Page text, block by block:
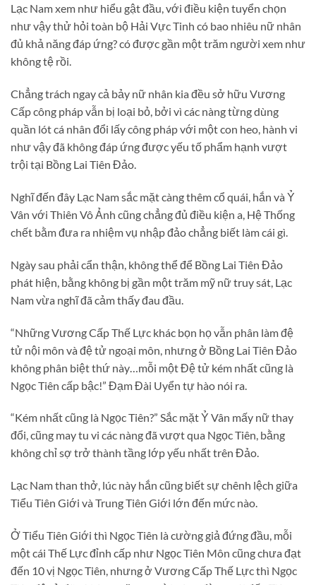
Lạc Nam xem như hiểu gật đầu, với điều kiện tuyển chọn
như vậy thử hỏi toàn bộ Hải Vực Tinh có bao nhiêu nữ nhân
đủ khả năng đáp ứng? có được gần một trăm người xem như
không tệ rồi.
Chẳng trách ngay cả bảy nữ nhân kia đều sở hữu Vương
Cấp công pháp vẫn bị loại bỏ, bởi vì các nàng từng dùng
quần lót cá nhân đổi lấy công pháp với một con heo, hành vi
như vậy đã không đáp ứng được yếu tố phẩm hạnh vượt
trội tại Bồng Lai Tiên Đảo.
Nghĩ đến đây Lạc Nam sắc mặt càng thêm cổ quái, hắn và Ỷ
Vân với Thiên Vô Ảnh cũng chẳng đủ điều kiện a, Hệ Thống
chết bằm đưa ra nhiệm vụ nhập đảo chẳng biết làm cái gì.
Ngày sau phải cẩn thận, không thể để Bồng Lai Tiên Đảo
phát hiện, bằng không bị gần một trăm mỹ nữ truy sát, Lạc
Nam vừa nghĩ đã cảm thấy đau đầu.
“Những Vương Cấp Thế Lực khác bọn họ vẫn phân làm đệ
tử nội môn và đệ tử ngoại môn, nhưng ở Bồng Lai Tiên Đảo
không phân biệt thứ này…mỗi một Đệ tử kém nhất cũng là
Ngọc Tiên cấp bậc!” Đạm Đài Uyển tự hào nói ra.
“Kém nhất cũng là Ngọc Tiên?” Sắc mặt Ỷ Vân mấy nữ thay
đổi, cũng may tu vi các nàng đã vượt qua Ngọc Tiên, bằng
không chỉ sợ trở thành tầng lớp yếu nhất trên Đảo.
Lạc Nam than thở, lúc này hắn cũng biết sự chênh lệch giữa
Tiểu Tiên Giới và Trung Tiên Giới lớn đến mức nào.
Ở Tiểu Tiên Giới thì Ngọc Tiên là cường giả đứng đầu, mỗi
một cái Thế Lực đỉnh cấp như Ngọc Tiên Môn cũng chưa đạt
đến 10 vị Ngọc Tiên, nhưng ở Vương Cấp Thế Lực thì Ngọc